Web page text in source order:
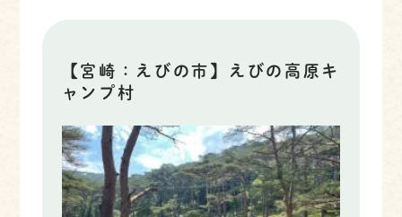
【宮崎：えびの市】えびの高原キ
ャンプ村